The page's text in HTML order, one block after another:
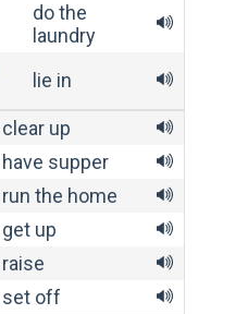
do the
laundry
lie in
clear up
have supper
run the home
get up
raise
set off